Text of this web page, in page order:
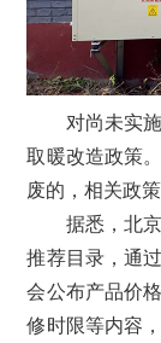
对尚未实施
取暖改造政策
废的，相关政
据悉，北京
推荐目录，通
会公布产品价
修时限等内容